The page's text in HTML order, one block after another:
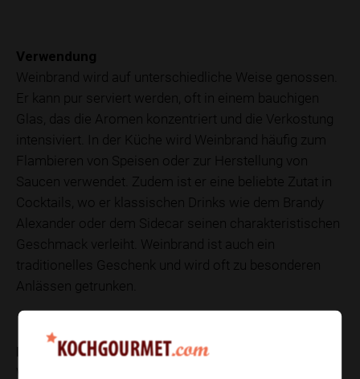
Verwendung
Weinbrand wird auf unterschiedliche Weise genossen.
Er kann pur serviert werden, oft in einem bauchigen
Glas, das die Aromen konzentriert und die Verkostung
intensiviert. In der Küche wird Weinbrand häufig zum
Flambieren von Speisen oder zur Herstellung von
Saucen verwendet. Zudem ist er eine beliebte Zutat in
Cocktails, wo er klassischen Drinks wie dem Brandy
Alexander oder dem Sidecar seinen charakteristischen
Geschmack verleiht. Weinbrand ist auch ein
traditionelles Geschenk und wird oft zu besonderen
Anlässen getrunken.
Nährwerte
Weinbrand ist ein hochprozentiges alkoholisches